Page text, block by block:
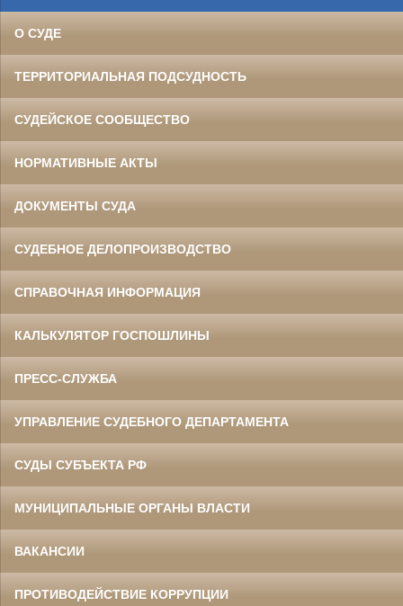
О СУДЕ
ТЕРРИТОРИАЛЬНАЯ ПОДСУДНОСТЬ
СУДЕЙСКОЕ СООБЩЕСТВО
НОРМАТИВНЫЕ АКТЫ
ДОКУМЕНТЫ СУДА
СУДЕБНОЕ ДЕЛОПРОИЗВОДСТВО
СПРАВОЧНАЯ ИНФОРМАЦИЯ
КАЛЬКУЛЯТОР ГОСПОШЛИНЫ
ПРЕСС-СЛУЖБА
УПРАВЛЕНИЕ СУДЕБНОГО ДЕПАРТАМЕНТА
СУДЫ СУБЪЕКТА РФ
МУНИЦИПАЛЬНЫЕ ОРГАНЫ ВЛАСТИ
ВАКАНСИИ
ПРОТИВОДЕЙСТВИЕ КОРРУПЦИИ